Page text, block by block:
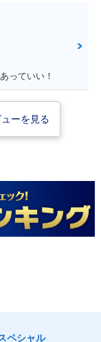
0・カラーチェンジ
っていい！
ーを見る
ペシャル